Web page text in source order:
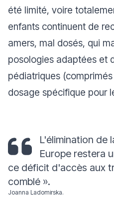
été limité, voire
enfants continuent de
amers, mal dosés, qui
posologies adaptées et
pédiatriques
dosage spécifique pour
L'élimination de
Europe restera
ce déficit d'accès aux
comblé ».
Joanna Ladomirska.